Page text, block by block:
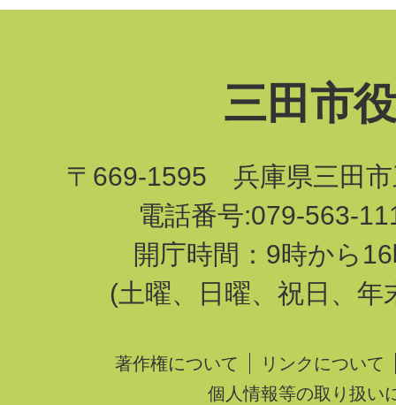
三田市
〒669-1595 兵庫県三田市
電話番号:079-563-
開庁時間：9時から
(土曜、日曜、祝日、年
著作権について
リンクについて
個人情報等の取り扱い